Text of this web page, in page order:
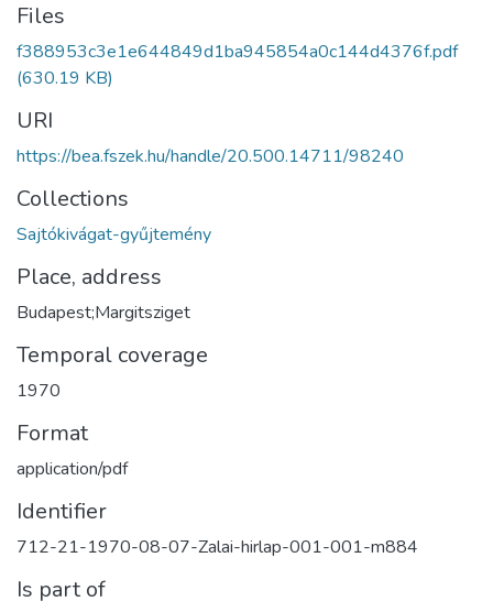
Files
f388953c3e1e644849d1ba945854a0c144d4376f.pdf
(630.19 KB)
URI
https://bea.fszek.hu/handle/20.500.14711/98240
Collections
Sajtókivágat-gyűjtemény
Place, address
Budapest;Margitsziget
Temporal coverage
1970
Format
application/pdf
Identifier
712-21-1970-08-07-Zalai-hirlap-001-001-m884
Is part of